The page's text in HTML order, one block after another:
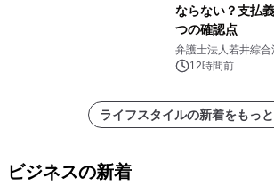
ならない？支払
つの確認点
弁護士法人若井綜
12時間前
ライフスタイルの新着をもっ
ビジネスの新着